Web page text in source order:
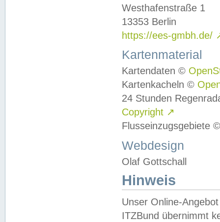
Westhafenstraße 1
13353 Berlin
https://ees-gmbh.de/
Kartenmaterial
Kartendaten ©
Kartenkacheln ©
24 Stunden
Copyright ↗
Flusseinzugsgebiete
Webdesign
Olaf Gottschall
Hinweis
Unser Online-
ITZBund übernimmt